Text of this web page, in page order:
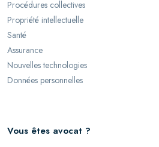
Procédures collectives
Propriété intellectuelle
Santé
Assurance
Nouvelles technologies
Données personnelles
Vous êtes avocat ?